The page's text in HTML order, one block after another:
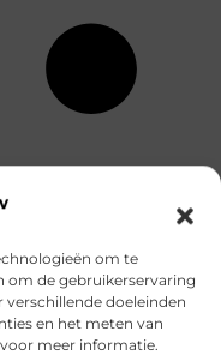
om te
om de gebruikerservaring
doeleinden
en het meten van
meer informatie.
dienstverlening
Relatie
Sport
Startpaginas
Telefonie
Testing